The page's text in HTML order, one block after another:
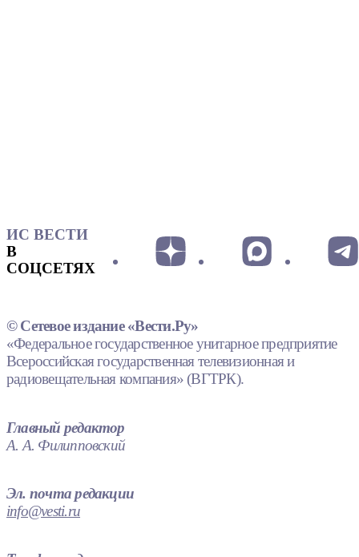
ИС ВЕСТИ
В
СОЦСЕТЯХ
© Сетевое издание «Вести.Ру»
«Федеральное государственное унитарное предприятие
Всероссийская государственная телевизионная и
радиовещательная компания» (ВГТРК).
Главный редактор
А. А. Филипповский
Эл. почта редакции
info@vesti.ru